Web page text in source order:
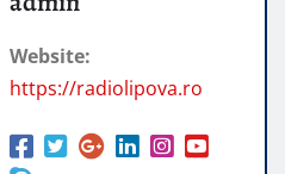
Website:
https://radiolipova.ro